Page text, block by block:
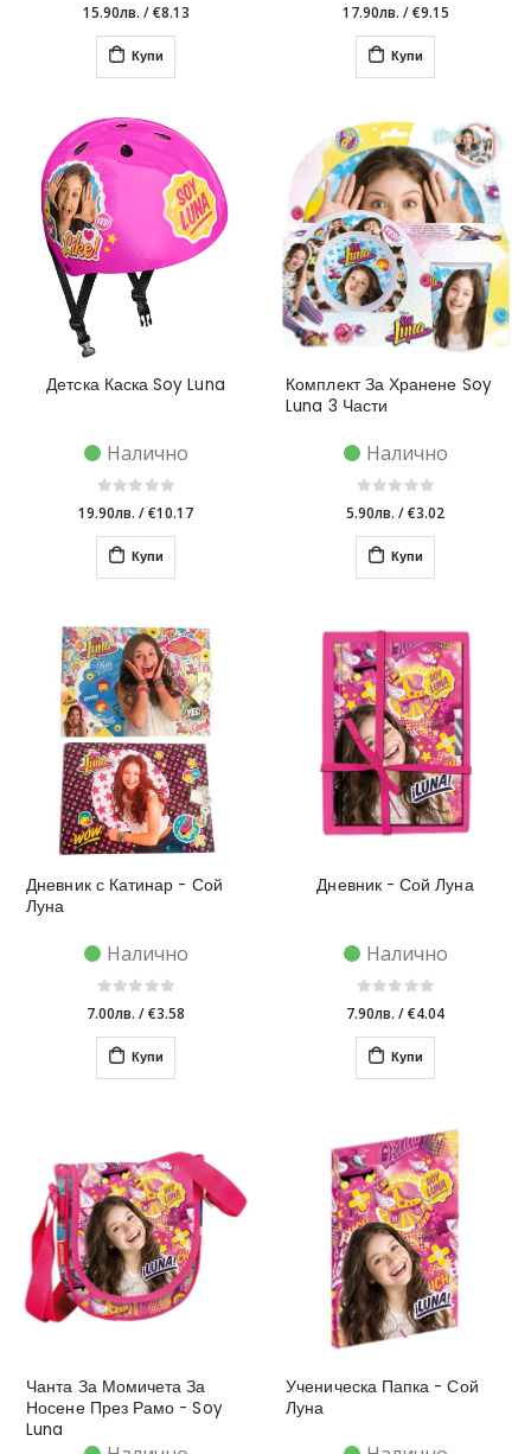
15.90лв. /€8.13
Купи
17.90лв. /€9.15
Купи
Детска Каска Soy Luna
Налично
19.90лв. /€10.17
Купи
Комплект За Хранене Soy
Luna 3 Части
Налично
5.90лв. /€3.02
Купи
Дневник с Катинар - Сой
Луна
Налично
7.00лв. /€3.58
Купи
Дневник - Сой Луна
Налично
7.90лв. /€4.04
Купи
Чанта За Момичета За
Носене През Рамо - Soy
Luna
Ученическа Папка - Сой
Луна